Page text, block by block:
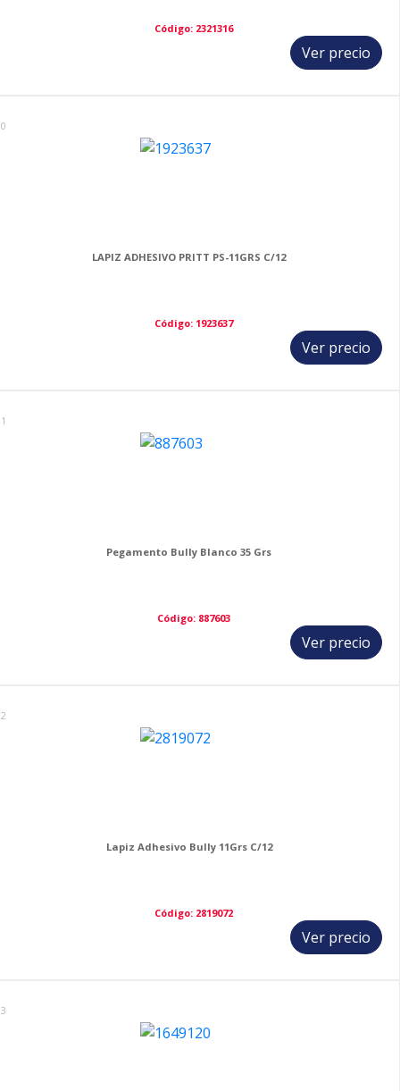
Código: 2321316
Ver precio
LAPIZ ADHESIVO PRITT PS-11GRS C/12
Código: 1923637
Ver precio
Pegamento Bully Blanco 35 Grs
Código: 887603
Ver precio
Lapiz Adhesivo Bully 11Grs C/12
Código: 2819072
Ver precio